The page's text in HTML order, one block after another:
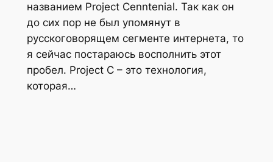
названием Project Cenntenial. Так как он
до сих пор не был упомянут в
русскоговорящем сегменте интернета, то
я сейчас постараюсь восполнить этот
пробел. Project C – это технология,
которая…